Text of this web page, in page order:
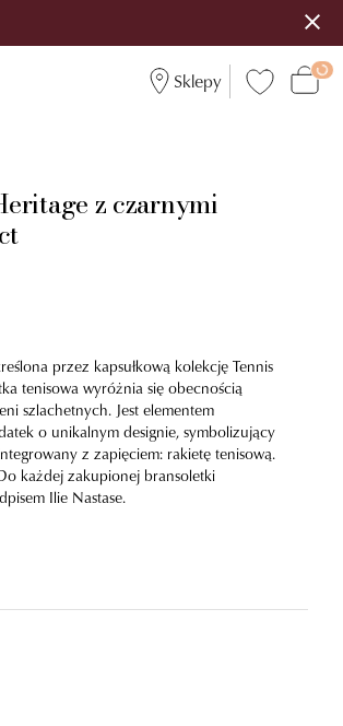
Sklepy
z czarnymi
przez kapsułkową kolekcję Tennis
tenisowa wyróżnia się obecnością
szlachetnych. Jest elementem
o unikalnym designie, symbolizujący
z zapięciem: rakietę tenisową.
każdej zakupionej bransoletki
Ilie Nastase.